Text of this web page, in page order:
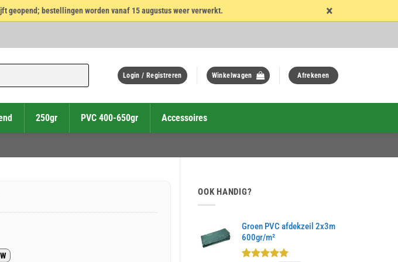
geopend; bestellingen worden vanaf 15 augustus weer verwerkt. ×
Login / Registreren Winkelwagen Afrekenen
250gr PVC 400-650gr Accessoires
OOK HANDIG?
Groen PVC afdekzeil 2x3m
600gr/m²